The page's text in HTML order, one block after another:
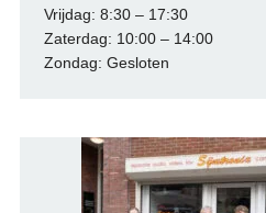
Vrijdag: 8:30 – 17:30
Zaterdag: 10:00 – 14:00
Zondag: Gesloten